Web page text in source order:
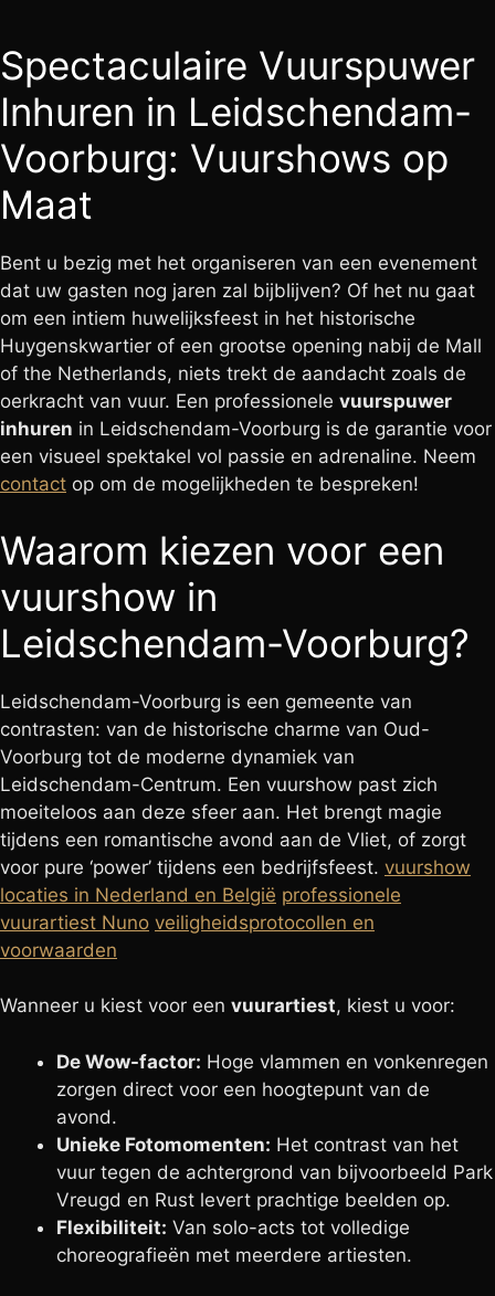
Spectaculaire Vuurspuwer
Inhuren in Leidschendam-
Voorburg: Vuurshows op
Maat
Bent u bezig met het organiseren van een evenement
dat uw gasten nog jaren zal bijblijven? Of het nu gaat
om een intiem huwelijksfeest in het historische
Huygenskwartier of een grootse opening nabij de Mall
of the Netherlands, niets trekt de aandacht zoals de
oerkracht van vuur. Een professionele vuurspuwer
inhuren in Leidschendam-Voorburg is de garantie voor
een visueel spektakel vol passie en adrenaline. Neem
contact op om de mogelijkheden te bespreken!
Waarom kiezen voor een
vuurshow in
Leidschendam-Voorburg?
Leidschendam-Voorburg is een gemeente van
contrasten: van de historische charme van Oud-
Voorburg tot de moderne dynamiek van
Leidschendam-Centrum. Een vuurshow past zich
moeiteloos aan deze sfeer aan. Het brengt magie
tijdens een romantische avond aan de Vliet, of zorgt
voor pure ‘power’ tijdens een bedrijfsfeest. vuurshow
locaties in Nederland en België professionele
vuurartiest Nuno veiligheidsprotocollen en
voorwaarden
Wanneer u kiest voor een vuurartiest, kiest u voor:
De Wow-factor: Hoge vlammen en vonkenregen
zorgen direct voor een hoogtepunt van de
avond.
Unieke Fotomomenten: Het contrast van het
vuur tegen de achtergrond van bijvoorbeeld Park
Vreugd en Rust levert prachtige beelden op.
Flexibiliteit: Van solo-acts tot volledige
choreografieën met meerdere artiesten.